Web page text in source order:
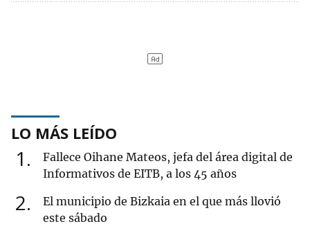
LO MÁS LEÍDO
1
Fallece Oihane Mateos, jefa del área digital de
Informativos de EITB, a los 45 años
2
El municipio de Bizkaia en el que más llovió
este sábado